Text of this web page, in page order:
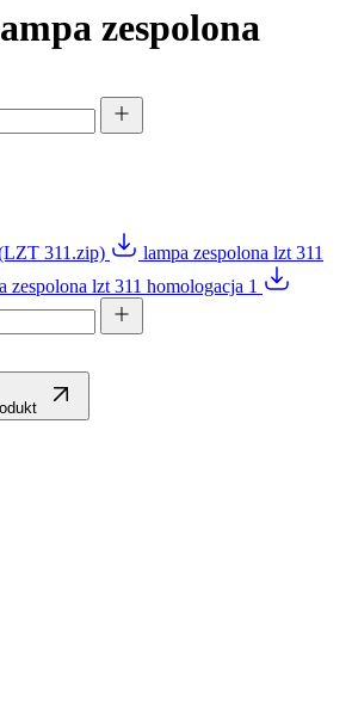
zespolona
311.zip)
lampa zespolona lzt 311
zespolona lzt 311 homologacja 1